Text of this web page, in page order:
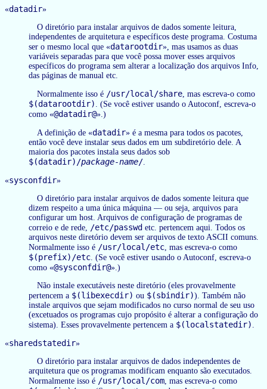
«datadir»
O diretório para instalar arquivos de dados somente leitura,
independentes de arquitetura e específicos deste programa. Costuma
ser o mesmo local que «datarootdir», mas usamos as duas
variáveis separadas para que você possa mover esses arquivos
específicos do programa sem alterar a localização dos arquivos Info,
das páginas de manual etc.
Normalmente isso é /usr/local/share, mas escreva-o como
$(datarootdir) . (Se você estiver usando o Autoconf, escreva-o
como «@datadir@».)
A definição de «datadir» é a mesma para todos os pacotes,
então você deve instalar seus dados em um subdiretório dele. A
maioria dos pacotes instala seus dados sob
$(datadir)/package-name/.
«sysconfdir»
O diretório para instalar arquivos de dados somente leitura que
dizem respeito a uma única máquina — ou seja, arquivos para
configurar um host. Arquivos de configuração de programas de
correio e de rede, /etc/passwd etc. pertencem aqui. Todos os
arquivos neste diretório devem ser arquivos de texto ASCII comuns.
Normalmente isso é /usr/local/etc, mas escreva-o como
$(prefix)/etc. (Se você estiver usando o Autoconf, escreva-o
como «@sysconfdir@».)
Não instale executáveis neste diretório (eles provavelmente
pertencem a $(libexecdir) ou $(sbindir)). Também não
instale arquivos que sejam modificados no curso normal de seu uso
(excetuados os programas cujo propósito é alterar a configuração do
sistema). Esses provavelmente pertencem a $(localstatedir) .
«sharedstatedir»
O diretório para instalar arquivos de dados independentes de
arquitetura que os programas modificam enquanto são executados.
Normalmente isso é /usr/local/com, mas escreva-o como